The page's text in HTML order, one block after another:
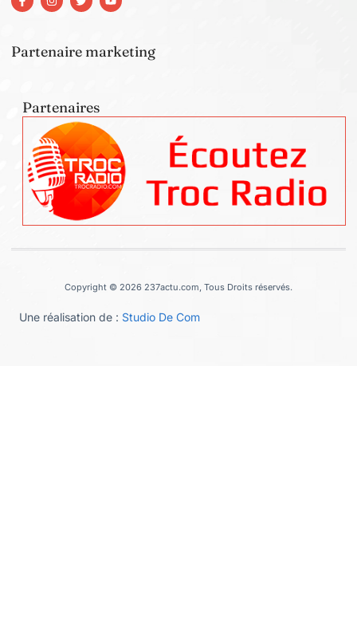
Partenaire marketing
Partenaires
Copyright © 2026 237actu.com, Tous Droits réservés.
Une réalisation de : Studio De Com